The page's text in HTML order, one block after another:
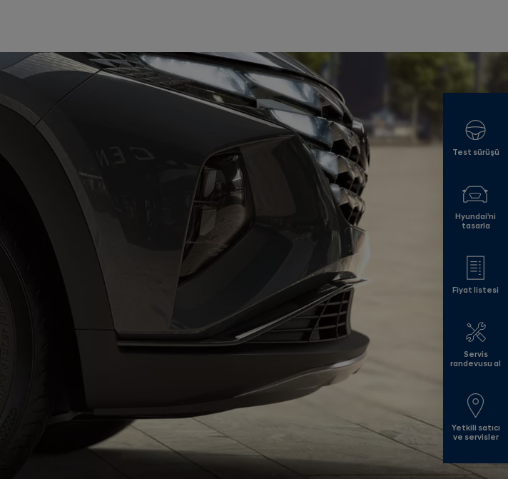
Test sürüşü
Hyundai'ni
tasarla
Fiyat listesi
Servis
randevusu al
Yetkili satıcı
ve servisler